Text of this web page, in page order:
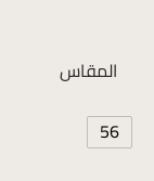
المقاس
56